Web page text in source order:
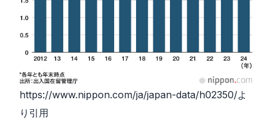
https://www.nippon.com/ja/japan-data/h02350/よ
り引用